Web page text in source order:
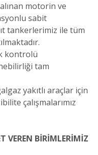
motorin ve
sabit
tankerlerimiz ile tüm
kontrolü
tam
yakıtlı araçlar için
çalışmalarımız
VEREN BİRİMLERİMİZ